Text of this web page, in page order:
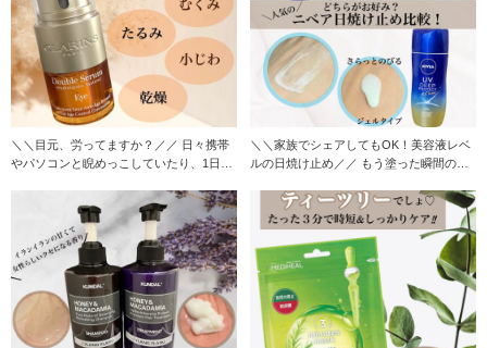
＼＼目元、労ってますか？／／ 日々携帯
やパソコンと睨めっこしていたり、1日2
＼＼家族でシェアしてもOK！美容液レベ
ルの日焼け止め／／ もう塗った瞬間のみ